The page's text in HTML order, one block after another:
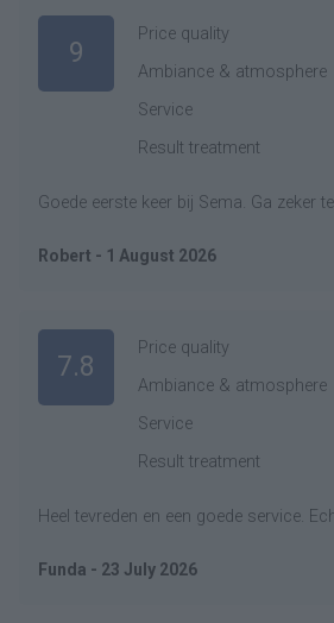
9
Price quality
Ambiance & atmosphere
Service
Result treatment
Goede eerste keer bij Sema. Ga zeker
Robert - 1 August 2026
7.8
Price quality
Ambiance & atmosphere
Service
Result treatment
Heel tevreden en een goede service.
Funda - 23 July 2026